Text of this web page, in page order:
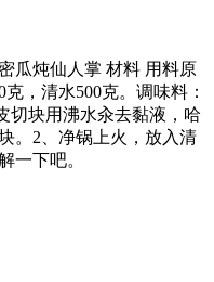
瓜炖仙人掌 材料 用料原
，清水500克。调味料：
切块用沸水汆去黏液，哈
。2、净锅上火，放入清
一下吧。